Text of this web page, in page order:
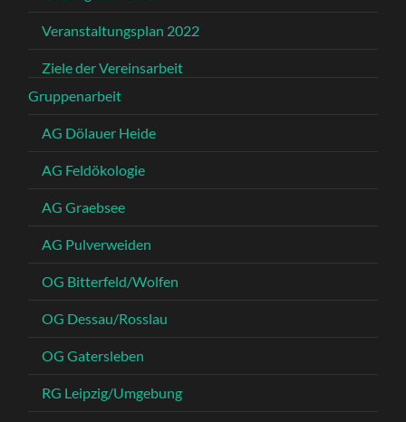
Veranstaltungsplan 2022
Ziele der Vereinsarbeit
Gruppenarbeit
AG Dölauer Heide
AG Feldökologie
AG Graebsee
AG Pulverweiden
OG Bitterfeld/Wolfen
OG Dessau/Rosslau
OG Gatersleben
RG Leipzig/Umgebung